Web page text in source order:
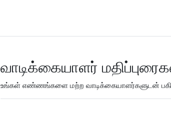
வாடிக்கையாளர்
உங்கள் எண்ணங்களை மற்ற வாடிக்கையாளர்களுடன்